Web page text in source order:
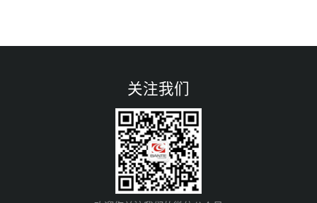
关注我们